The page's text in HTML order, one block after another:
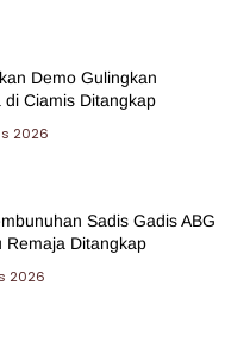
Demo Gulingkan
di Ciamis Ditangkap
2026
Sadis Gadis ABG
Remaja Ditangkap
2026